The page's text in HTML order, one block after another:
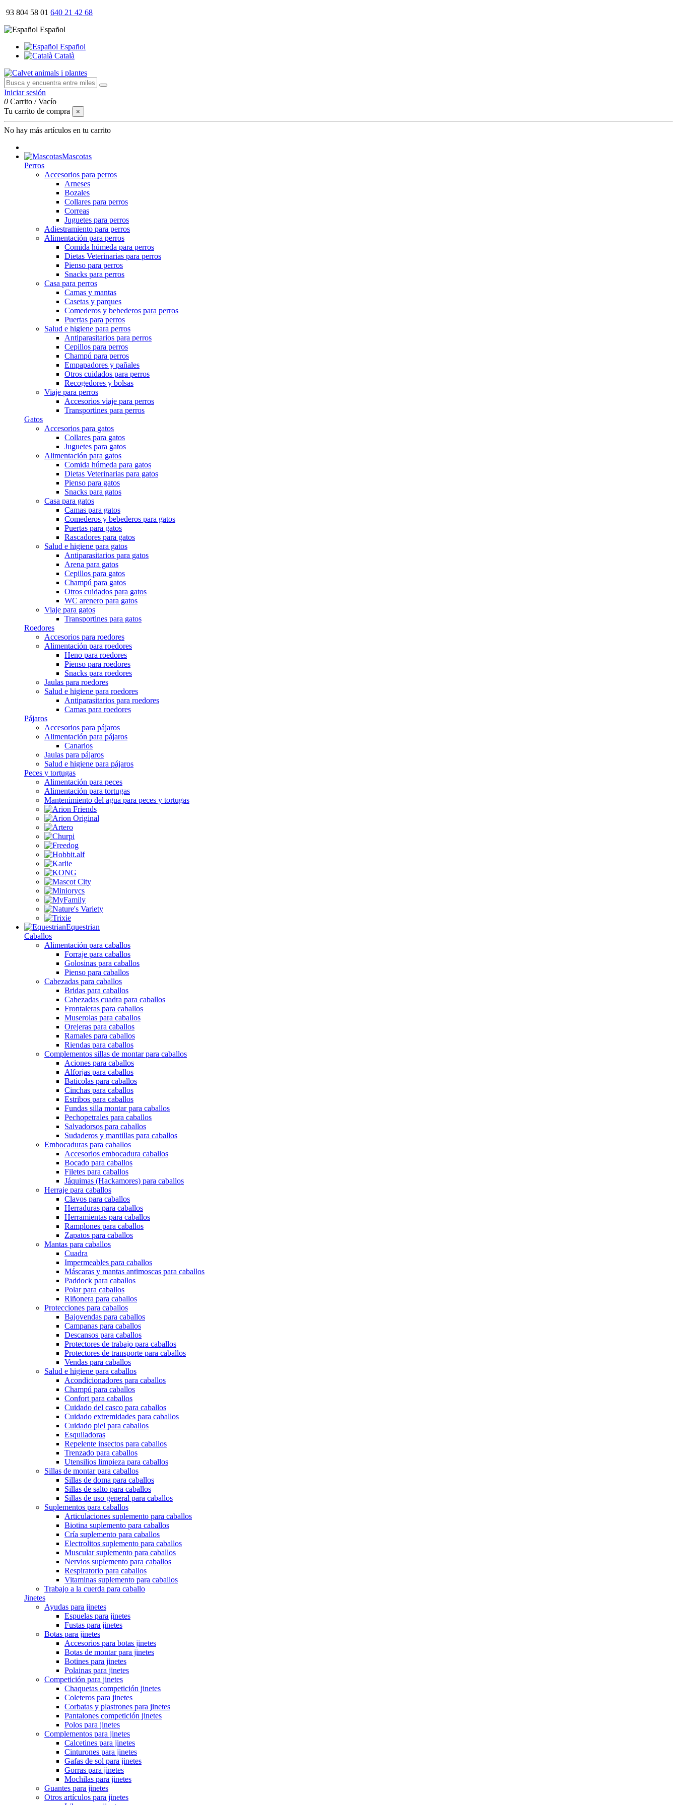
93 804 58 01 640 21 42 68
Español
Español
Català
Iniciar sesión
0 Carrito /Vacío
Tu carrito de compra
×
No hay más artículos en tu carrito
Mascotas
Perros
Accesorios para perros
Arneses
Bozales
Collares para perros
Correas
Juguetes para perros
Adiestramiento para perros
Alimentación para perros
Comida húmeda para perros
Dietas Veterinarias para perros
Pienso para perros
Snacks para perros
Casa para perros
Camas y mantas
Casetas y parques
Comederos y bebederos para perros
Puertas para perros
Salud e higiene para perros
Antiparasitarios para perros
Cepillos para perros
Champú para perros
Empapadores y pañales
Otros cuidados para perros
Recogedores y bolsas
Viaje para perros
Accesorios viaje para perros
Transportines para perros
Gatos
Accesorios para gatos
Collares para gatos
Juguetes para gatos
Alimentación para gatos
Comida húmeda para gatos
Dietas Veterinarias para gatos
Pienso para gatos
Snacks para gatos
Casa para gatos
Camas para gatos
Comederos y bebederos para gatos
Puertas para gatos
Rascadores para gatos
Salud e higiene para gatos
Antiparasitarios para gatos
Arena para gatos
Cepillos para gatos
Champú para gatos
Otros cuidados para gatos
WC arenero para gatos
Viaje para gatos
Transportines para gatos
Roedores
Accesorios para roedores
Alimentación para roedores
Heno para roedores
Pienso para roedores
Snacks para roedores
Jaulas para roedores
Salud e higiene para roedores
Antiparasitarios para roedores
Camas para roedores
Pájaros
Accesorios para pájaros
Alimentación para pájaros
Canarios
Jaulas para pájaros
Salud e higiene para pájaros
Peces y tortugas
Alimentación para peces
Alimentación para tortugas
Mantenimiento del agua para peces y tortugas
Equestrian
Caballos
Alimentación para caballos
Forraje para caballos
Golosinas para caballos
Pienso para caballos
Cabezadas para caballos
Bridas para caballos
Cabezadas cuadra para caballos
Frontaleras para caballos
Muserolas para caballos
Orejeras para caballos
Ramales para caballos
Riendas para caballos
Complementos sillas de montar para caballos
Aciones para caballos
Alforjas para caballos
Baticolas para caballos
Cinchas para caballos
Estribos para caballos
Fundas silla montar para caballos
Pechopetrales para caballos
Salvadorsos para caballos
Sudaderos y mantillas para caballos
Embocaduras para caballos
Accesorios embocadura caballos
Bocado para caballos
Filetes para caballos
Jáquimas (Hackamores) para caballos
Herraje para caballos
Clavos para caballos
Herraduras para caballos
Herramientas para caballos
Ramplones para caballos
Zapatos para caballos
Mantas para caballos
Cuadra
Impermeables para caballos
Máscaras y mantas antimoscas para caballos
Paddock para caballos
Polar para caballos
Riñonera para caballos
Protecciones para caballos
Bajovendas para caballos
Campanas para caballos
Descansos para caballos
Protectores de trabajo para caballos
Protectores de transporte para caballos
Vendas para caballos
Salud e higiene para caballos
Acondicionadores para caballos
Champú para caballos
Confort para caballos
Cuidado del casco para caballos
Cuidado extremidades para caballos
Cuidado piel para caballos
Esquiladoras
Repelente insectos para caballos
Trenzado para caballos
Utensilios limpieza para caballos
Sillas de montar para caballos
Sillas de doma para caballos
Sillas de salto para caballos
Sillas de uso general para caballos
Suplementos para caballos
Articulaciones suplemento para caballos
Biotina suplemento para caballos
Cría suplemento para caballos
Electrolitos suplemento para caballos
Muscular suplemento para caballos
Nervios suplemento para caballos
Respiratorio para caballos
Vitaminas suplemento para caballos
Trabajo a la cuerda para caballo
Jinetes
Ayudas para jinetes
Espuelas para jinetes
Fustas para jinetes
Botas para jinetes
Accesorios para botas jinetes
Botas de montar para jinetes
Botines para jinetes
Polainas para jinetes
Competición para jinetes
Chaquetas competición jinetes
Coleteros para jinetes
Corbatas y plastrones para jinetes
Pantalones competición jinetes
Polos para jinetes
Complementos para jinetes
Calcetines para jinetes
Cinturones para jinetes
Gafas de sol para jinetes
Gorras para jinetes
Mochilas para jinetes
Guantes para jinetes
Otros artículos para jinetes